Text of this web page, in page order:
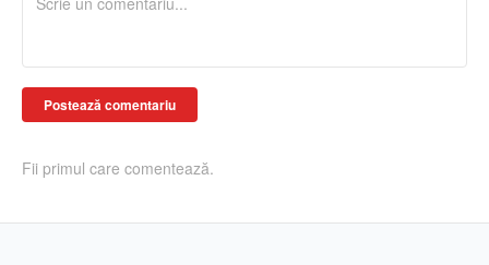
Postează comentariu
Fii primul care comentează.